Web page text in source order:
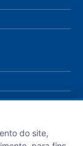
do site,